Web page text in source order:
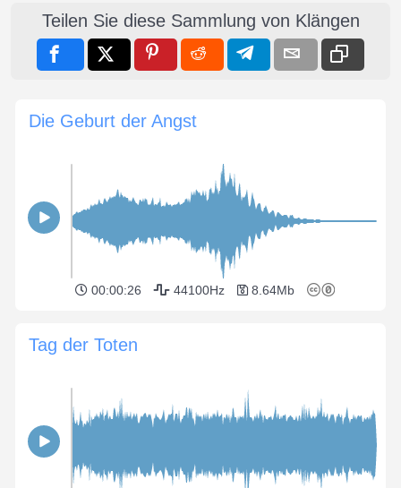
Teilen Sie diese Sammlung von Klängen
Die Geburt der Angst
00:00:26 44100Hz 8.64Mb
Tag der Toten